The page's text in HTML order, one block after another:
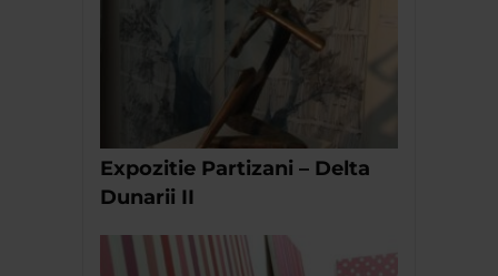
Expozitie Partizani – Delta
Dunarii II